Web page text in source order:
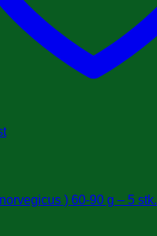
) 60-90 g – 5 stk.